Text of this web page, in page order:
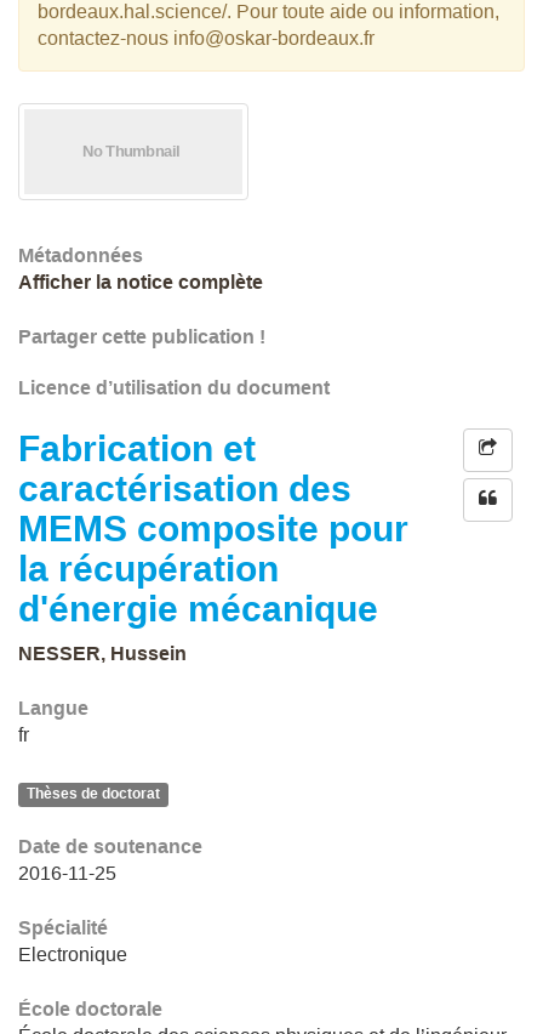
bordeaux.hal.science/. Pour toute aide ou information,
contactez-nous info@oskar-bordeaux.fr
Métadonnées
Afficher la notice complète
Partager cette publication !
Licence d’utilisation du document
Fabrication et
caractérisation des
MEMS composite pour
la récupération
d'énergie mécanique
NESSER, Hussein
Langue
fr
Thèses de doctorat
Date de soutenance
2016-11-25
Spécialité
Electronique
École doctorale